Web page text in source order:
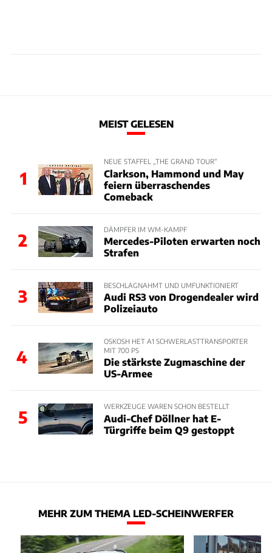
MEIST GELESEN
1
NEUE STAFFEL „THE GRAND TOUR“
Clarkson, Hammond und May
feiern überraschendes
Comeback
2
DÄMPFER IM WM-KAMPF
Mercedes-Piloten erwarten noch
Strafen
3
BESCHLAGNAHMT UND UMFUNKTIONIERT
Audi RS3 von Drogendealer wird
Polizeiauto
4
OSKOSH HET A1 SCHWERLASTTRANSPORTER
MIT 700 PS
Die stärkste Zugmaschine der
US-Armee
5
WERKZEUGE WAREN SCHON BESTELLT
Audi-Chef Döllner hat E-
Türgriffe beim Q9 gestoppt
MEHR ZUM THEMA LED-SCHEINWERFER